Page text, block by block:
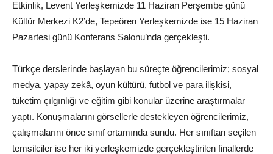
Etkinlik, Levent Yerleşkemizde 11 Haziran Perşembe günü
Kültür Merkezi K2’de, Tepeören Yerleşkemizde ise 15 Haziran
Pazartesi günü Konferans Salonu’nda gerçekleşti.
Türkçe derslerinde başlayan bu süreçte öğrencilerimiz; sosyal
medya, yapay zekâ, oyun kültürü, futbol ve para ilişkisi,
tüketim çılgınlığı ve eğitim gibi konular üzerine araştırmalar
yaptı. Konuşmalarını görsellerle destekleyen öğrencilerimiz,
çalışmalarını önce sınıf ortamında sundu. Her sınıftan seçilen
temsilciler ise her iki yerleşkemizde gerçekleştirilen finallerde